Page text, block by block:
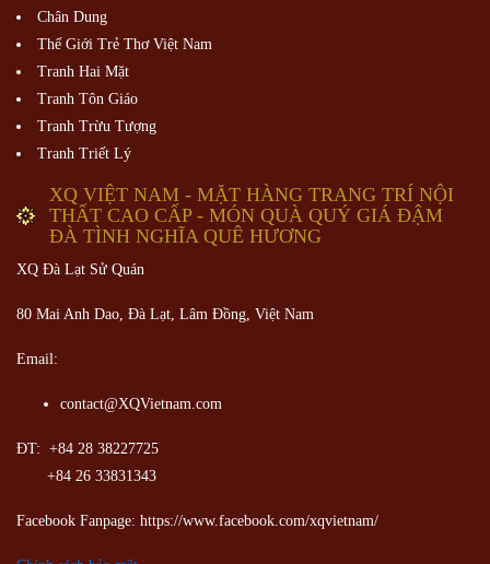
Chân Dung
Thế Giới Trẻ Thơ Việt Nam
Tranh Hai Mặt
Tranh Tôn Giáo
Tranh Trừu Tượng
Tranh Triết Lý
XQ VIỆT NAM - MẶT HÀNG TRANG TRÍ NỘI
THẤT CAO CẤP - MÓN QUÀ QUÝ GIÁ ĐẬM
ĐÀ TÌNH NGHĨA QUÊ HƯƠNG
XQ Đà Lạt Sử Quán
80 Mai Anh Dao, Đà Lạt, Lâm Đồng, Việt Nam
Email:
contact@XQVietnam.com
ĐT: +84 28 38227725
+84 26 33831343
Facebook Fanpage: https://www.facebook.com/xqvietnam/